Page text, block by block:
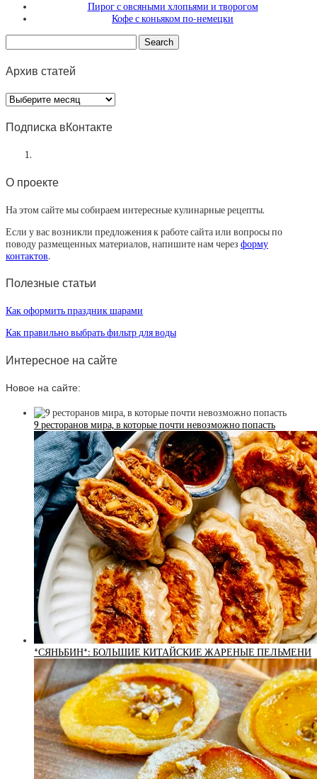
Пирог с овсяными хлопьями и творогом
Кофе с коньяком по-немецки
Архив статей
Архив
статей
Подписка вКонтакте
О проекте
На этом сайте мы собираем интересные кулинарные рецепты.
Если у вас возникли предложения к работе сайта или вопросы по
поводу размещенных материалов, напишите нам через форму
контактов.
Полезные статьи
Как оформить праздник шарами
Как правильно выбрать фильтр для воды
Интересное на сайте
Новое на сайте:
9 ресторанов мира, в которые почти невозможно попасть
*СЯНЬБИН*: БОЛЬШИЕ КИТАЙСКИЕ ЖАРЕНЫЕ ПЕЛЬМЕНИ